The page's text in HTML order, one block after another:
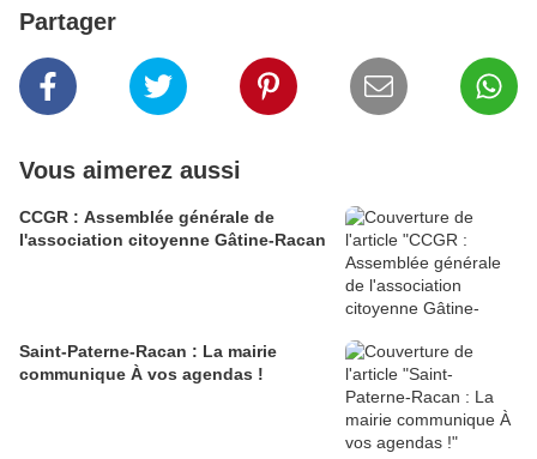
Partager
Vous aimerez aussi
CCGR : Assemblée générale de
l'association citoyenne Gâtine-Racan
Saint-Paterne-Racan : La mairie
communique À vos agendas !